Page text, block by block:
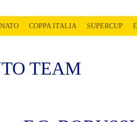
COPPA ITALIA SUPERCUP
TEAM